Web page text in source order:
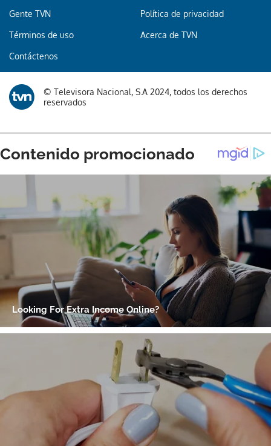
Gracias por suscribirte a nuestro boletín.
ACEPTAR
Gente TVN Política de privacidad
Términos de uso Acerca de TVN
Contáctenos
© Televisora Nacional, S.A 2024, todos los derechos
reservados